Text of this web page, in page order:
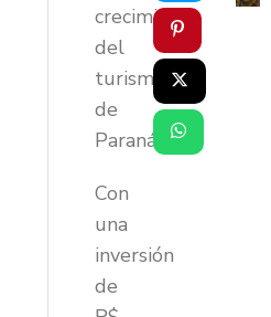
crecimiento
del
turismo
de
Paraná
Con
una
inversión
de